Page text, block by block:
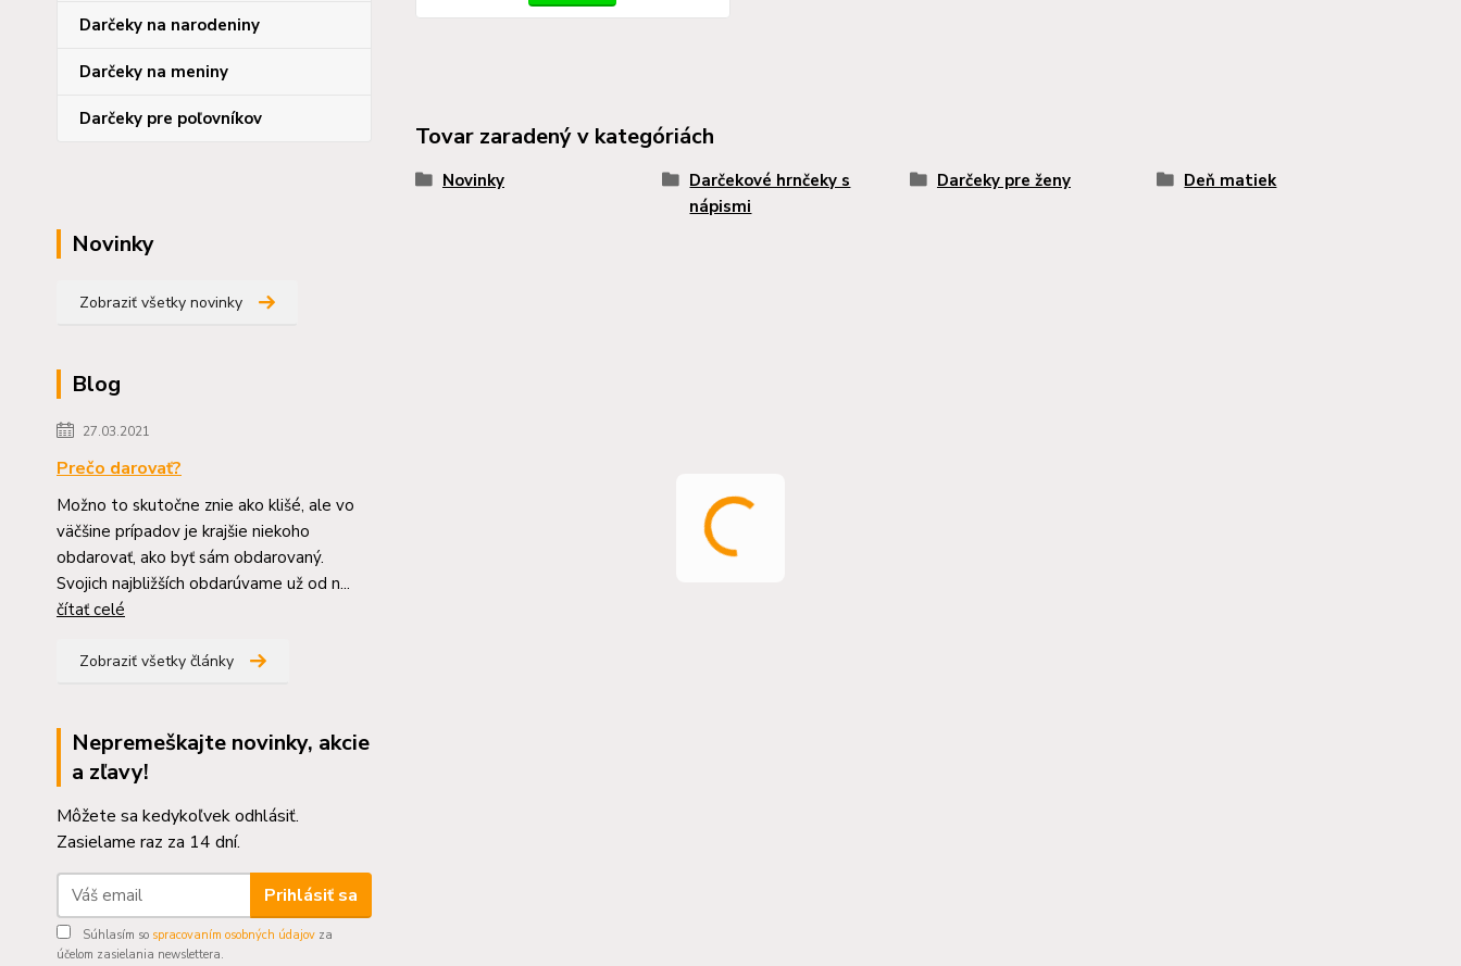
Darčeky na narodeniny
Darčeky na meniny
Darčeky pre poľovníkov
Novinky
Zobraziť všetky novinky
Blog
27.03.2021
Prečo darovať?
Možno to skutočne znie ako klišé, ale vo
väčšine prípadov je krajšie niekoho
obdarovať, ako byť sám obdarovaný.
Svojich najbližších obdarúvame už od n...
čítať celé
Zobraziť všetky články
Nepremeškajte novinky, akcie
a zľavy!
Môžete sa kedykoľvek odhlásiť.
Zasielame raz za 14 dní.
Prihlásiť sa
Súhlasím so spracovaním osobných údajov za
účelom zasielania newslettera.
Tovar zaradený v kategóriách
Novinky
Darčekové hrnčeky s
nápismi
Darčeky pre ženy Deň matiek